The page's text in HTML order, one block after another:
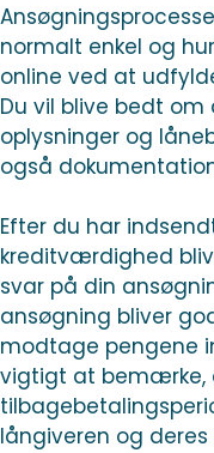
normalt enkel og
online ved at
Du vil blive bedt
oplysninger og
også
Efter du har
kreditværdighed
svar på din
ansøgning bliver
modtage pengene
vigtigt at bemærke,
långiveren og